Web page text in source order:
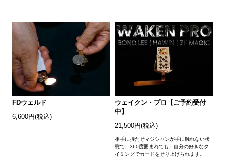
FDウェルド
6,600円(税込)
ウェイクン・プロ【ご予約受付
中】
21,500円(税込)
相手に持たせマジシャンが手に触れない状
態で、360度囲まれても、自分の好きなタ
イミングでカードをせり上げられます。